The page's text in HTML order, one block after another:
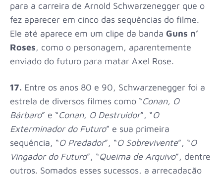
para a carreira de Arnold Schwarzenegger que o
fez aparecer em cinco das sequências do filme.
Ele até aparece em um clipe da banda Guns n’
Roses, como o personagem, aparentemente
enviado do futuro para matar Axel Rose.
17. Entre os anos 80 e 90, Schwarzenegger foi a
estrela de diversos filmes como “Conan, O
Bárbaro” e “Conan, O Destruidor”, “O
Exterminador do Futuro” e sua primeira
sequência, “O Predador”, “O Sobrevivente”, “O
Vingador do Futuro”, “Queima de Arquivo”, dentre
outros. Somados esses sucessos, a arrecadação